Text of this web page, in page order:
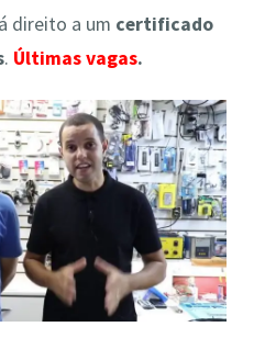
direito a um certificado
. Últimas vagas.